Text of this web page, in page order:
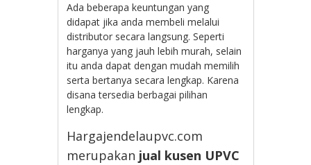
Ada beberapa keuntungan yang
didapat jika anda membeli melalui
distributor secara langsung. Seperti
harganya yang jauh lebih murah, selain
itu anda dapat dengan mudah memilih
serta bertanya secara lengkap. Karena
disana tersedia berbagai pilihan
lengkap.
Hargajendelaupvc.com
merupakan jual kusen UPVC